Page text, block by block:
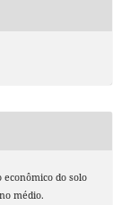
econômico do solo
médio.